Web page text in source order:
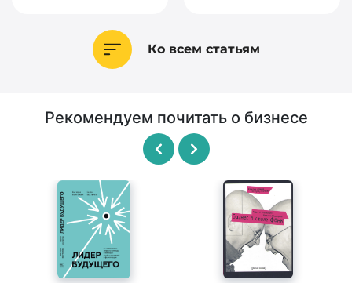
Ко всем статьям
Рекомендуем почитать о бизнесе